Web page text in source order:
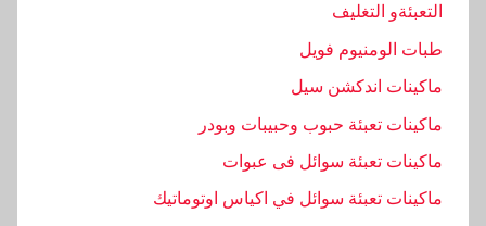
التعبئةو التغليف
طبات الومنيوم فويل
ماكينات اندكشن سيل
ماكينات تعبئة حبوب وحبيبات وبودر
ماكينات تعبئة سوائل فى عبوات
ماكينات تعبئة سوائل في اكياس اوتوماتيك